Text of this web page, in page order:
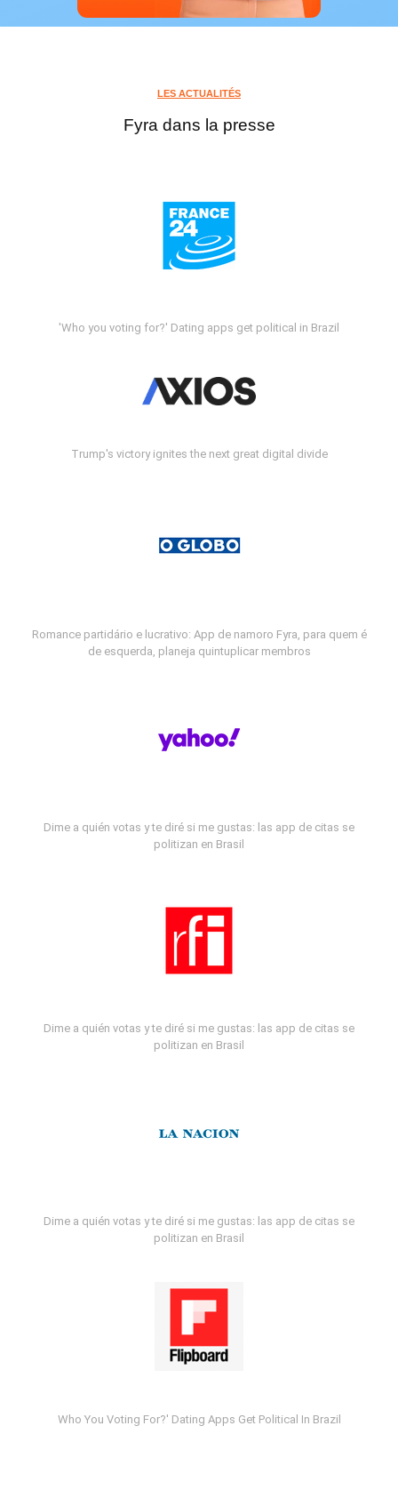
LES ACTUALITÉS
Fyra dans la presse
'Who you voting for?' Dating apps get political in Brazil
Trump's victory ignites the next great digital divide
Romance partidário e lucrativo: App de namoro Fyra, para quem é
de esquerda, planeja quintuplicar membros
Dime a quién votas y te diré si me gustas: las app de citas se
politizan en Brasil
Dime a quién votas y te diré si me gustas: las app de citas se
politizan en Brasil
Dime a quién votas y te diré si me gustas: las app de citas se
politizan en Brasil
Who You Voting For?' Dating Apps Get Political In Brazil